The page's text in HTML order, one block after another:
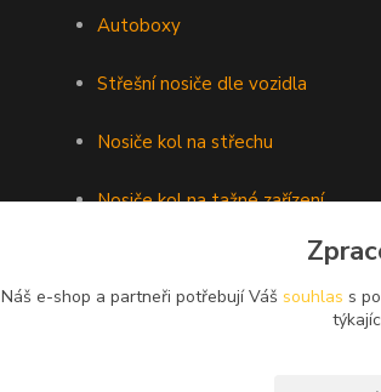
Autoboxy
Střešní nosiče dle vozidla
Nosiče kol na střechu
Nosiče kol na tažné zařízení
Náš e-shop a partneři potřebují Váš souhlas s